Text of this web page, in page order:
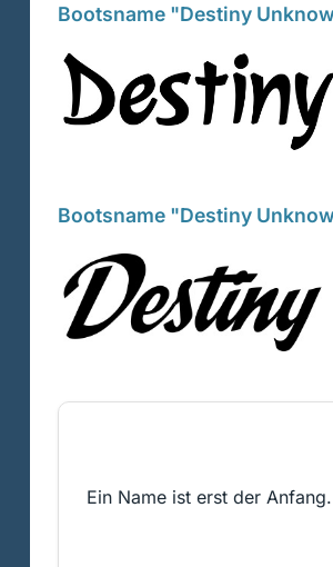
Bootsname "Destiny
Bootsname "Destiny
Ein Name ist erst der